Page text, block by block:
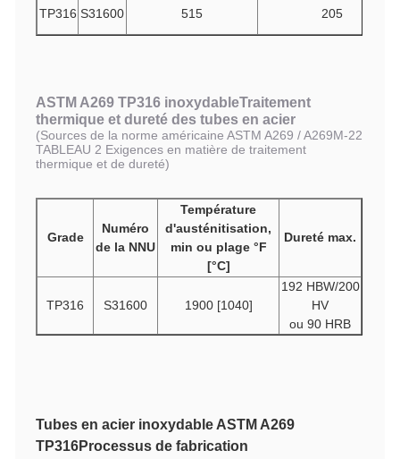
TP316 S31600 515 205
ASTM A269 TP316 inoxydableTraitement
thermique et dureté des tubes en acier
(Sources de la norme américaine ASTM A269 / A269M-22
TABLEAU 2 Exigences en matière de traitement
thermique et de dureté)
Grade
Numéro
de la NNU
Température
d'austénitisation,
min ou plage °F
[°C]
Dureté max.
TP316 S31600 1900 [1040]
192 HBW/200
HV
ou 90 HRB
Tubes en acier inoxydable ASTM A269
TP316Processus de fabrication